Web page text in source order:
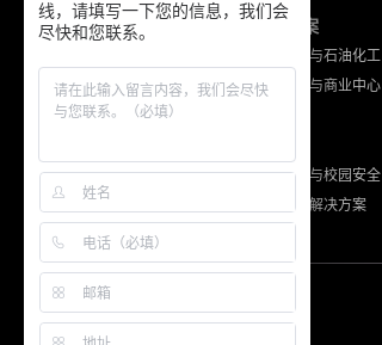
产品中心
摩托罗拉产品
通讯工程设备
解决方案
工厂企业与石油化工
酒店宾馆与商业中心
住宅小区与校园安全
其他应用解决方案
线，请填写一下您的信息，我们会
尽快和您联系。